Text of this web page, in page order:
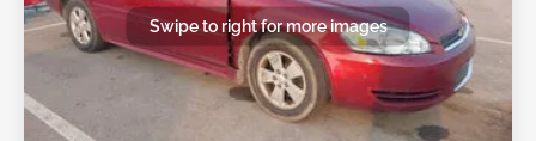
Swipe to right for more images